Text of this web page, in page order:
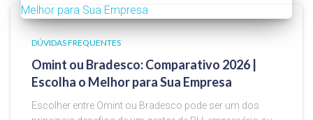
DÚVIDAS FREQUENTES
Omint ou Bradesco: Comparativo 2026 |
Escolha o Melhor para Sua Empresa
Escolher entre Omint ou Bradesco pode ser um dos